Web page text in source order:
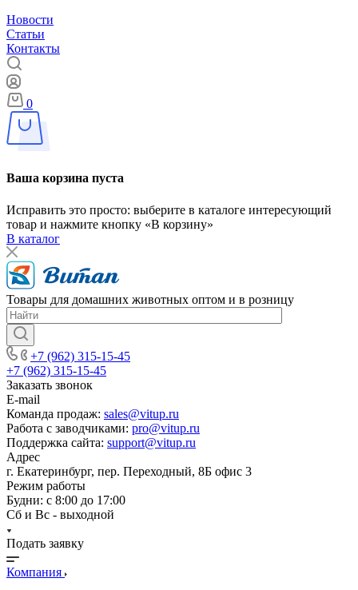
Новости
Статьи
Контакты
0
Ваша корзина пуста
Исправить это просто: выберите в каталоге интересующий
товар и нажмите кнопку «В корзину»
В каталог
Товары для домашних животных оптом и в розницу
+7 (962) 315-15-45
+7 (962) 315-15-45
Заказать звонок
E-mail
Команда продаж: sales@vitup.ru
Работа с заводчиками: pro@vitup.ru
Поддержка сайта: support@vitup.ru
Адрес
г. Екатеринбург, пер. Переходный, 8Б офис 3
Режим работы
Будни: с 8:00 до 17:00
Сб и Вс - выходной
Подать заявку
Компания